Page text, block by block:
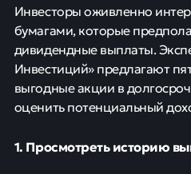
Инвесторы оживленно
бумагами, которые
дивидендные выплаты.
Инвестиций» предлагают
выгодные акции в
оценить потенциальный
1. Просмотреть историю